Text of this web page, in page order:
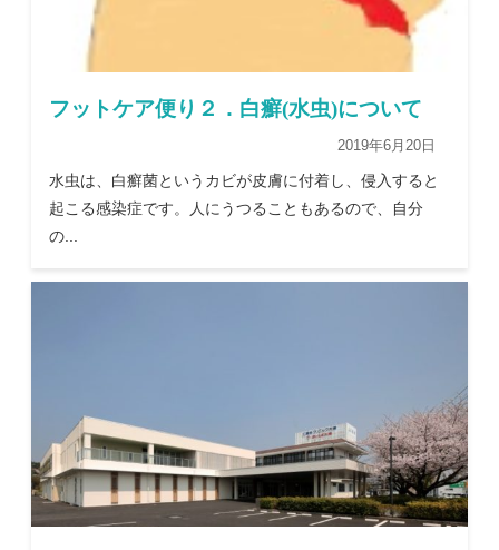
フットケア便り２．白癬(水虫)について
2019年6月20日
水虫は、白癬菌というカビが皮膚に付着し、侵入すると
起こる感染症です。人にうつることもあるので、自分
の...